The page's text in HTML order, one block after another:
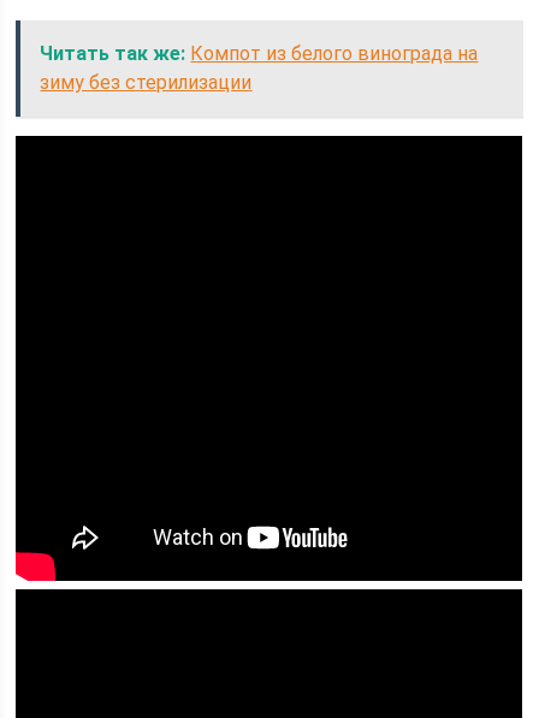
Читать так же: Компот из белого винограда на
зиму без стерилизации